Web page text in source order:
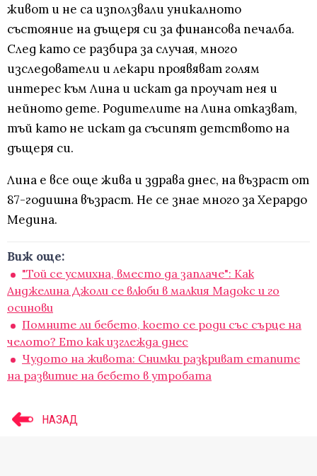
живот и не са използвали уникалното
състояние на дъщеря си за финансова печалба.
След като се разбира за случая, много
изследователи и лекари проявяват голям
интерес към Лина и искат да проучат нея и
нейното дете. Родителите на Лина отказват,
тъй като не искат да съсипят детството на
дъщеря си.
Лина е все още жива и здрава днес, на възраст от
87-годишна възраст. Не се знае много за Херардо
Медина.
Виж още:
"Той се усмихна, вместо да заплаче": Как
Анджелина Джоли се влюби в малкия Мадокс и го
осинови
Помните ли бебето, което се роди със сърце на
челото? Ето как изглежда днес
Чудото на живота: Снимки разкриват етапите
на развитие на бебето в утробата
НАЗАД